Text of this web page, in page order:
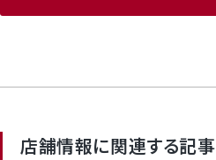
店舗情報に関連する記事